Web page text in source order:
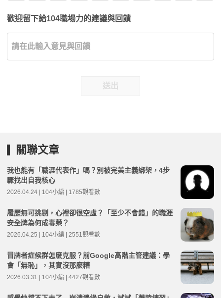
歡迎留下給104職場力的建議與回饋
送出
關聯文章
我也能有「職涯代表作」嗎？別被完美主義綁架，4步
驟找出自我核心
2026.04.24 | 104小編 | 1785觀看數
履歷無可挑剔，心裡卻很空虛？「至少不會錯」的職涯
安全牌為何成毒藥？
2026.04.25 | 104小編 | 2551觀看數
冒牌者症候群怎麼克服？前Google高階主管建議：學
會「無恥」，其實沒那麼糟
2026.03.31 | 104小編 | 4427觀看數